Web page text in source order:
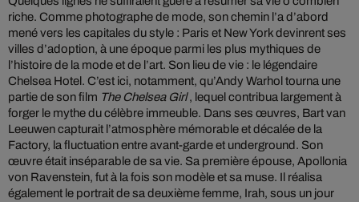
riche. Comme photographe de mode, son chemin l’a d’abord
mené vers les capitales du style : Paris et New York devinrent ses
villes d’adoption, à une époque parmi les plus mythiques de
l’histoire de la mode et de l’art. Son lieu de vie : le légendaire
Chelsea Hotel. C’est ici, notamment, qu’Andy Warhol tourna une
partie de son film The Chelsea Girl, lequel contribua largement à
forger le mythe du célèbre immeuble. Dans ses œuvres, Bart van
Leeuwen capturait l’atmosphère mémorable et décalée de la
Factory, la fluctuation entre avant-garde et underground. Son
œuvre était inséparable de sa vie. Sa première épouse, Apollonia
von Ravenstein, fut à la fois son modèle et sa muse. Il réalisa
également le portrait de sa deuxième femme, Irah, sous un jour